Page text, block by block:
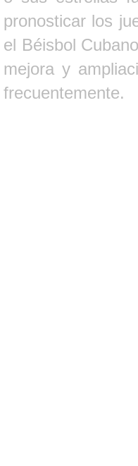
pronosticar los
el Béisbol
mejora y
frecuentemente.